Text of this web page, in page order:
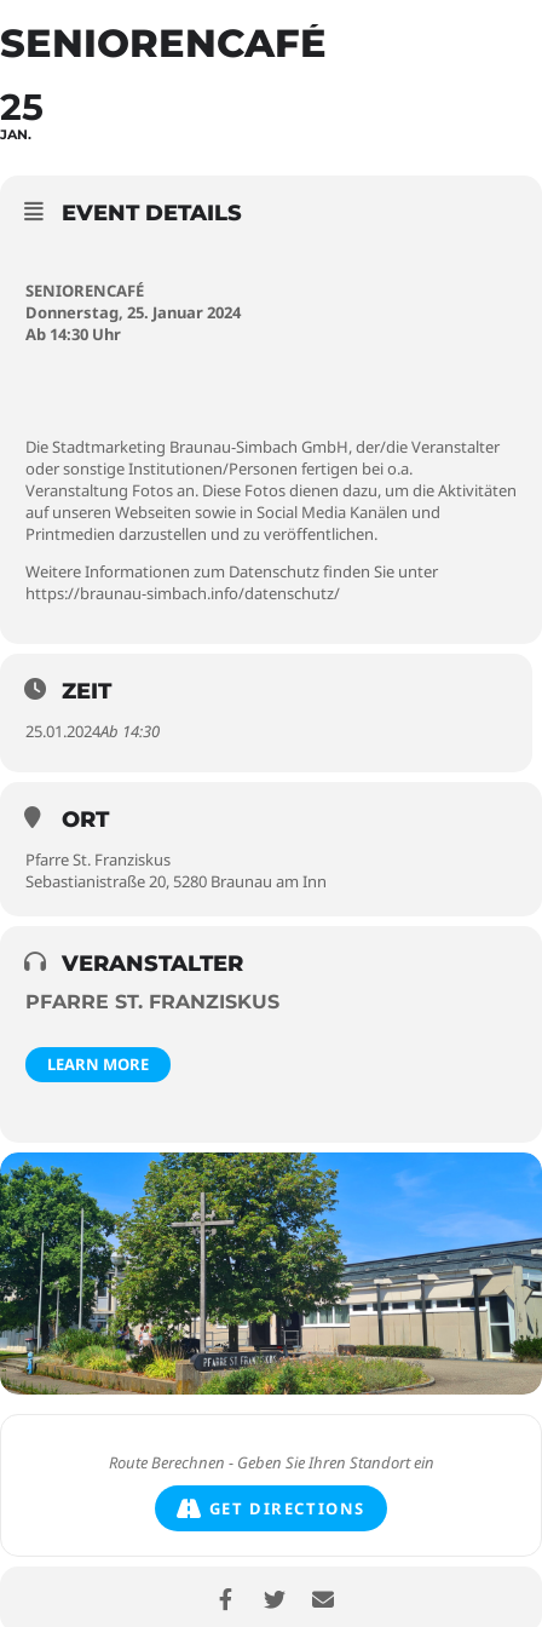
SENIORENCAFÉ
25
JAN.
EVENT DETAILS
SENIORENCAFÉ
Donnerstag, 25. Januar 2024
Ab 14:30 Uhr
Die Stadtmarketing Braunau-Simbach GmbH, der/die Veranstalter
oder sonstige Institutionen/Personen fertigen bei o.a.
Veranstaltung Fotos an. Diese Fotos dienen dazu, um die Aktivitäten
auf unseren Webseiten sowie in Social Media Kanälen und
Printmedien darzustellen und zu veröffentlichen.
Weitere Informationen zum Datenschutz finden Sie unter
https://braunau-simbach.info/datenschutz/
ZEIT
25.01.2024Ab 14:30
ORT
Pfarre St. Franziskus
Sebastianistraße 20, 5280 Braunau am Inn
VERANSTALTER
PFARRE ST. FRANZISKUS
LEARN MORE
GET DIRECTIONS